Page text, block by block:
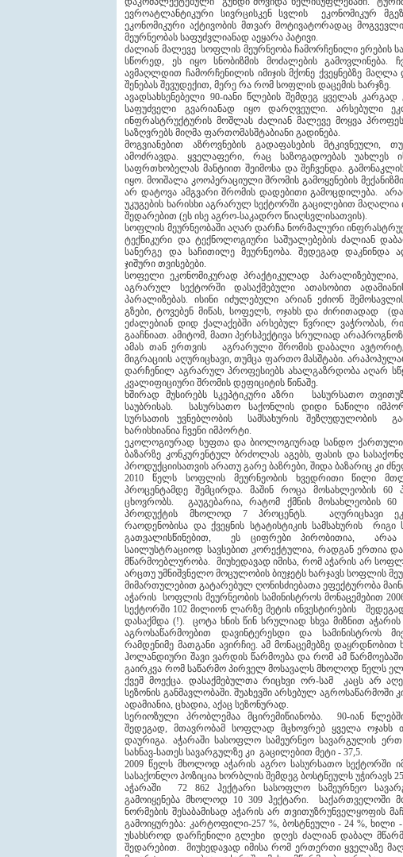
ევროატლანტიკური სივრცისკენ სვლის ეკონომიკურ
ეკონომიკური აქტივობის მთვარ მოტივატორადაც
მეურნეობას საფუძვლიანად აეყარა პატივი.
ძალიან მალევე სოფლის მეურნეობა ჩამორჩენილი ერების
სწორედ, ეს იყო სნობიზმის მოძალების გამოვლინება.
ავმაღლდით ჩამორჩენილის იმიჯის მქონე ქვეყნებზე
შენებას შევუდექით, მერე რა რომ სოფლის დაცემის ხარჯზე.
ავადსახსენებელი 90-იანი წლების შემდეგ ყველას კარგად
საფუძველი გვარიანად იყო დარღვეული. არსებული
ინფრასტრუქტურის მოშლას ძალიან მალევე მოყვა
საზღვრებს მიღმა ფართომასშტაბიანი გადინება.
მოგვიანებით აზროვნების გადაფასების მტკივნეული,
ამოძრავდა. ყველაფერი, რაც საზოგადოებას უახლეს
საფრთხობელას მანტიით შეიმოსა და შეჩვენდა.
იყო. მოიშალა კოოპერაციული შრომის გამოყენების
არ დატოვა ამგვარი შრომის დადებითი გამოცდილება.
უკუგების ხარისხი აგრარულ სექტორში გაცილებით
შედარებით (ეს ისე აგრო-საკადრო წიაღსვლისათვის).
სოფლის მეურნეობაში აღარ დარჩა ნორმალური
ტექნიკური და ტექნოლოგიური საშუალებების ძალიან
სანერგე და საჩითილე მეურნეობა. შედეგად დაკნინდა
ჯიშური თვისებები.
სოფელი ეკონომიკურად პრაქტიკულად პარალიზებულია,
აგრარულ სექტორში დასაქმებული ათასობით
პარალიზებას. ისინი იძულებული არიან ეძიონ
გზები, ტოვებენ მიწას, სოფელს, ოჯახს და ძირითადად (და
ეძალებიან დიდ ქალაქებში არსებულ წვრილ ვაჭრობას,
გააჩნიათ. ამიტომ, მათი პერსპექტივა სრულიად
ამას თან ერთვის აგრარული შრომის დაბალი
მიგრაციის აღურიცხავი, თუმცა ფართო მასშტაბი.
დარჩენილ აგრარულ პროფესიებს ახალგაზრდობა აღარ
კვალიფიციური შრომის დეფიციტის წინაშე.
ხშირად მუსირებს სკეპტიკური აზრი სასურსათო
საუბრისას. სასურსათო საქონლის დიდი ნაწილი
სურსათის უვნებლობის სამსახურის შეზღუდულობის
ხარისხიანია ჩვენი იმპორტი.
ეკოლოგიურად სუფთა და ბიოლოგიურად სანდო
ბაზარზე კონკურენტულ ბრძოლას აგებს, ფასის და
პროდუქციისათვის არათუ გარე ბაზრები, შიდა ბაზარიც კი
2010 წელს სოფლის მეურნეობის ხვედრითი წილი
პროცენტამდე შემცირდა. მაშინ როცა მოსახლეობის
ცხოვრობს. გაუგებარია, რატომ ქმნის მოსახლეობის
პროდუქტის მხოლოდ 7 პროცენტს. აღურიცხავი
რაოდენობისა და ქვეყნის სტატისტიკის სამსახურის რიგი
გათვალისწინებით, ეს ციფრები პირობითია, არაა
საილუსტრაციოდ სავსებით კორექტულია, რადგან ერთია
მწარმოებლურობა. მიუხედავად იმისა, რომ აჭარის არ
არცთუ უმნიშვნელო მოცულობის ბიუჯეტს ხარჯავს სოფლის
მიმართულებით გატარებულ ღონისძიებათა ეფექტურობა
აჭარის სოფლის მეურნეობის სამინისტროს მონაცემებით
სექტორში 102 მილიონ ლარზე მეტის ინვესტირების
დასაქმდა (!). ცოტა ხნის წინ სრულიად სხვა მიზნით
აგროსაწარმოებით დავინტერესდი და სამინისტროს
რამდენიმე მათგანი ავირჩიე. ამ მონაცემებზე
ჰოლანდიური შავი ვარდის წარმოება და რომ ამ წარმოებაში
გაირკვა რომ საწარმო პირველ მოსავალს მხოლოდ წელს
ქვეშ მოექცა. დასაქმებულთა რიცხვი ორ-სამ კაცს არ
სეზონის განმავლობაში. შუახევში არსებულ
ადამიანია, ცხადია, აქაც სეზონურად.
სერიოზული პრობლემაა მცირემიწიანობა. 90-იან
შედეგად, მთავრობამ სოფლად მცხოვრებ ყველა ოჯახს
დაურიგა. აჭარაში სასოფლო სამეურნეო სავარგულის ერთ
სახნავ-სათეს სავარგულზე კი გაცილებით მეტი - 37,5.
2009 წელს მხოლოდ აჭარის აგრო სასურსათო სექტორში
სასაქონლო პოზიცია ხორბლის შემდეგ ბოსტნეულს უჭირავს
აჭარაში 72 862 ჰექტარი სასოფლო სამეურნეო
გამოიყენება მხოლოდ 10 309 ჰექტარი.
ნორმების შესაბამისად აჭარის არ თვითუზრუნველყოფის
გამოიყურება: კარტოფილი-257 %, ბოსტნეული - 24 %, ხილი -
უსახსროდ დარჩენილი გლეხი დღეს ძალიან დაბალ
შედარებით. მიუხედავად იმისა რომ ერთერთი ყველაზე